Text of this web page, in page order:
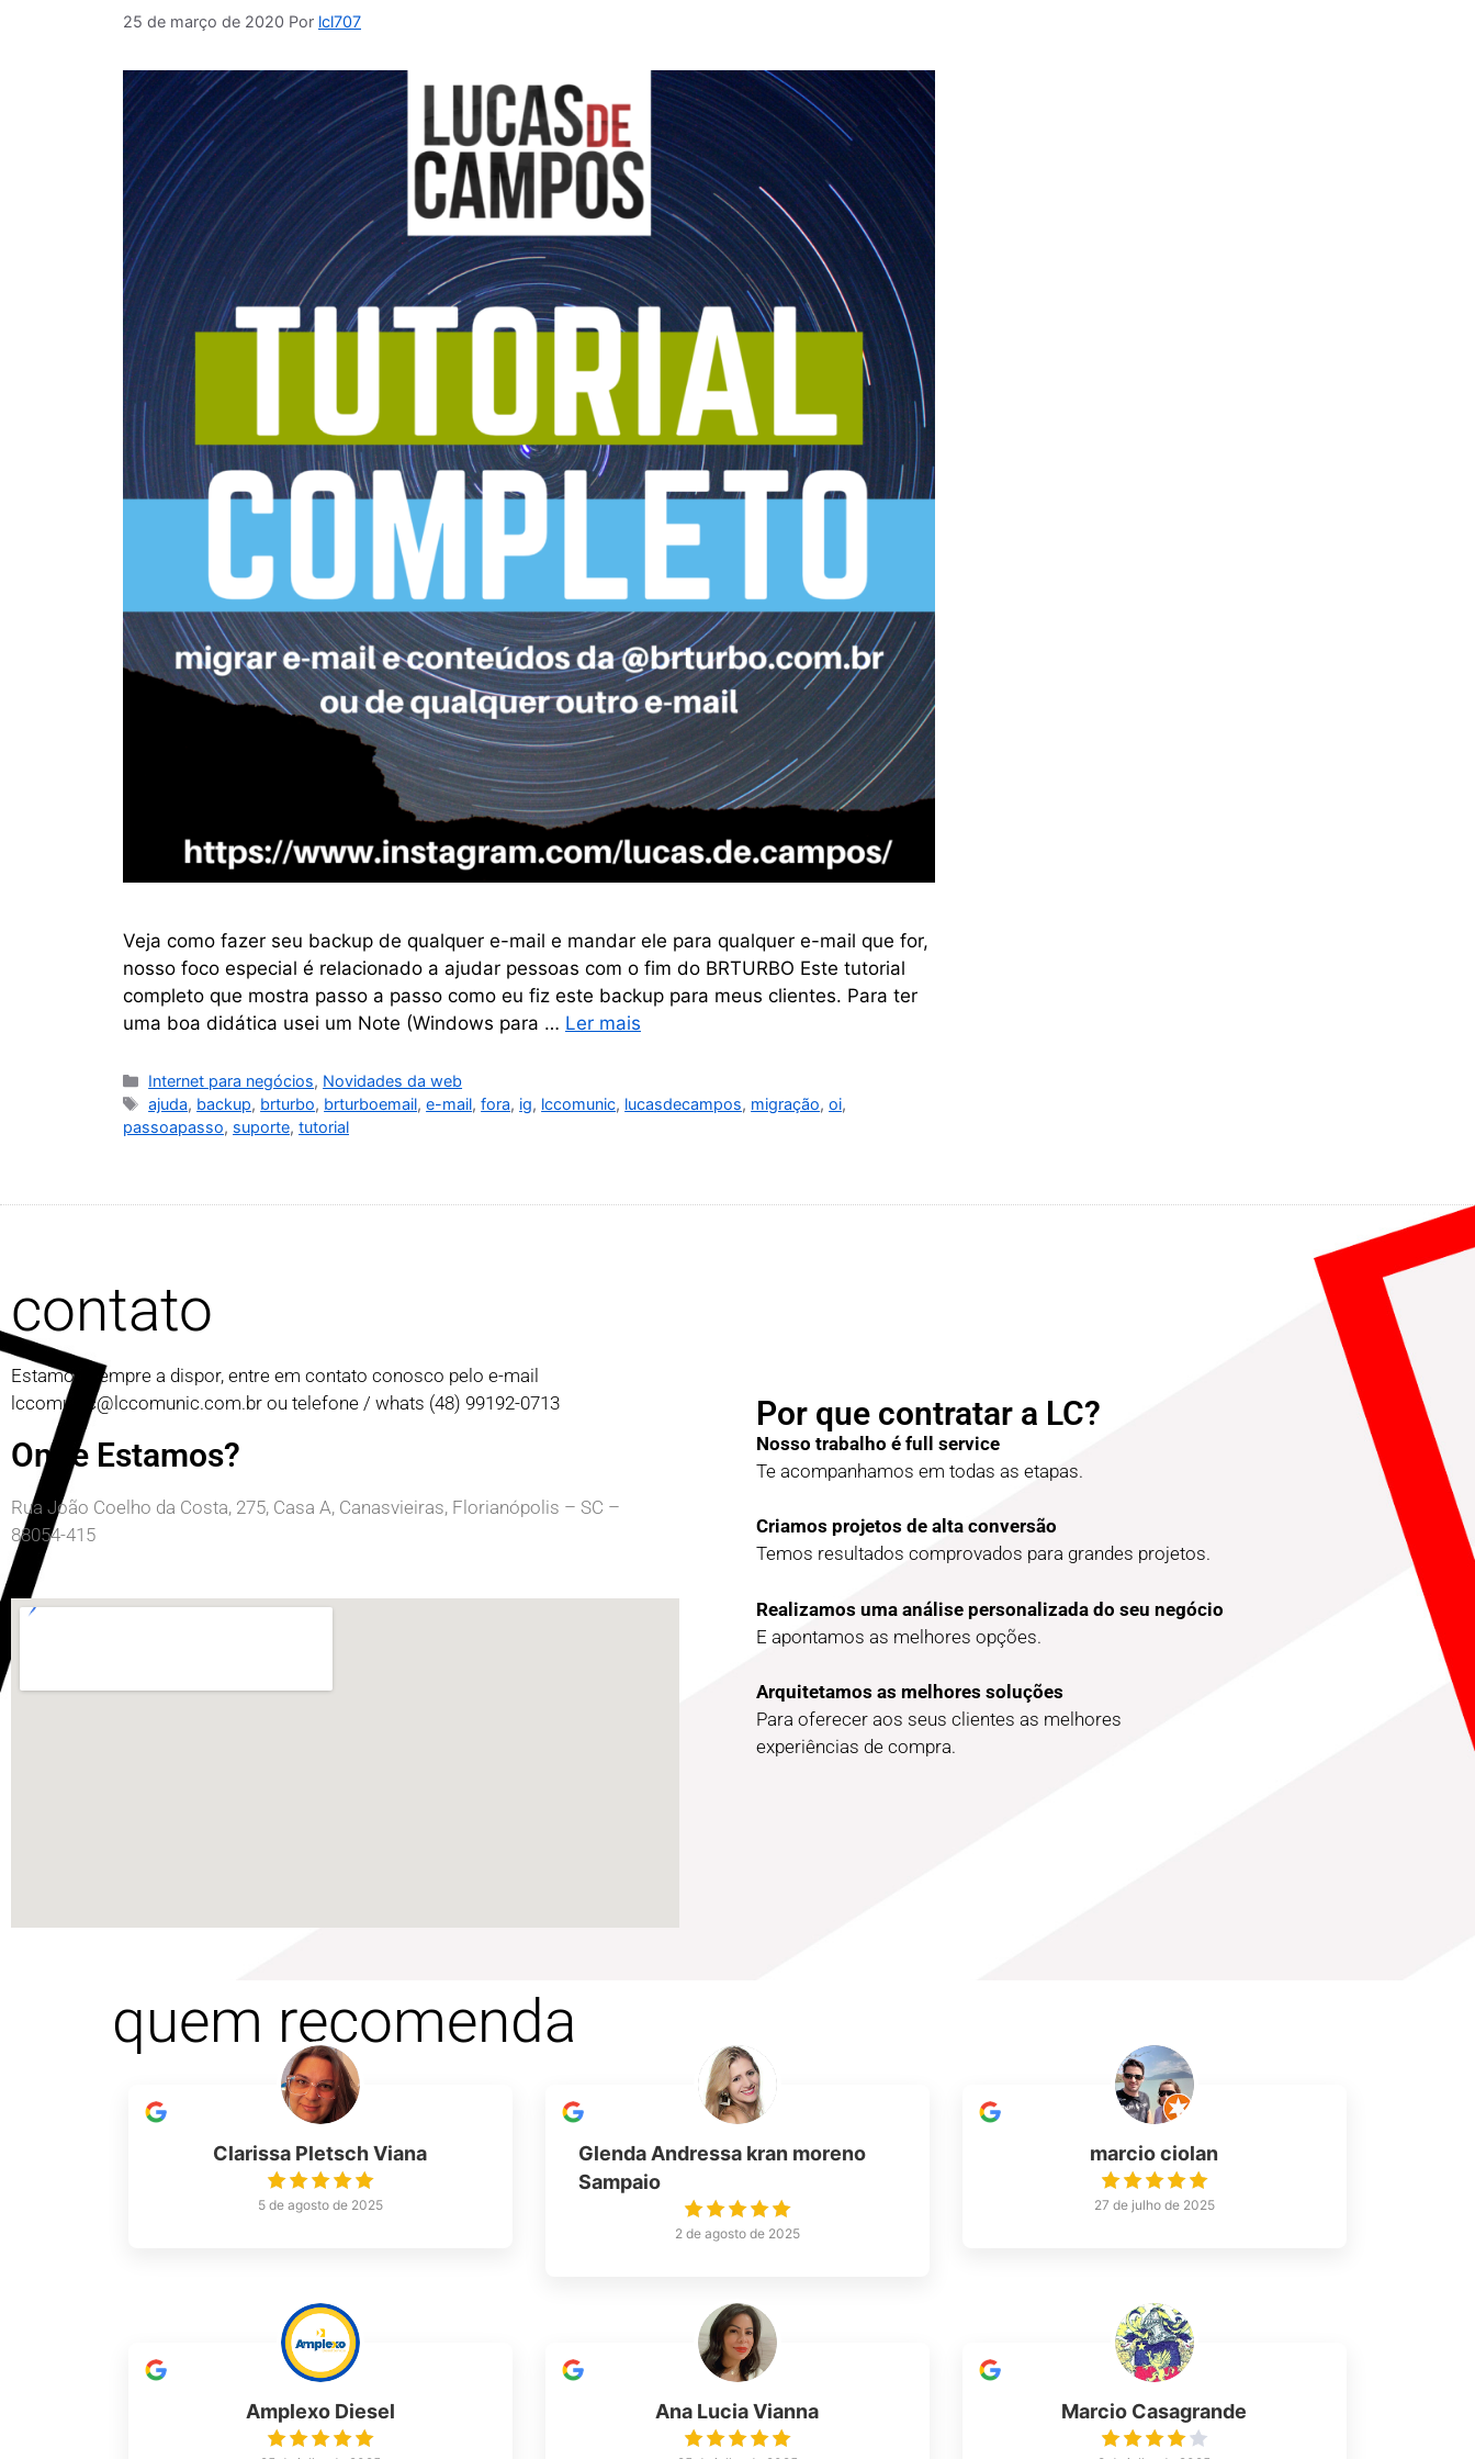
25 de março de 2020 Por lcl707
Veja como fazer seu backup de qualquer e-mail e mandar ele para qualquer e-mail que for,
nosso foco especial é relacionado a ajudar pessoas com o fim do BRTURBO Este tutorial
completo que mostra passo a passo como eu fiz este backup para meus clientes. Para ter
uma boa didática usei um Note (Windows para … Ler mais
Internet para negócios, Novidades da web
ajuda, backup, brturbo, brturboemail,e-mail,fora, ig, lccomunic, lucasdecampos, migração,oi,
passoapasso, suporte, tutorial
contato
Estamos sempre a dispor, entre em contato conosco pelo e-mail
lccomunic@lccomunic.com.br ou telefone / whats (48) 99192-0713
Onde Estamos?
Rua João Coelho da Costa, 275, Casa A, Canasvieiras, Florianópolis – SC –
88054-415
Por que contratar a LC?
Nosso trabalho é full service
Te acompanhamos em todas as etapas.
Criamos projetos de alta conversão
Temos resultados comprovados para grandes projetos.
Realizamos uma análise personalizada do seu negócio
E apontamos as melhores opções.
Arquitetamos as melhores soluções
Para oferecer aos seus clientes as melhores
experiências de compra.
quem recomenda
Clarissa Pletsch Viana
5 de agosto de 2025
Glenda Andressa kran moreno
Sampaio
2 de agosto de 2025
marcio ciolan
27 de julho de 2025
Amplexo Diesel Ana Lucia Vianna Marcio Casagrande